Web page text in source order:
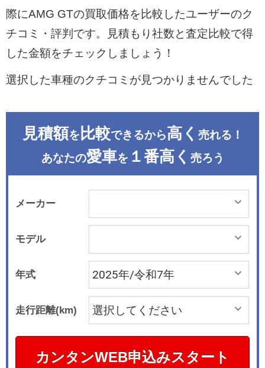
際にAMG GTの買取価格を比較したユーザーのク
チコミ・評判です。見積もり社数と査定比較で得
した金額をチェックしましょう！
選択した車種のクチコミが見つかりませんでした
見積額を 比較できるから高く 売れる！
あなたの愛車を １番高く 売ろう
メーカー
モデル
年式
走行距離(km)
カンタンWEB申込みスタート